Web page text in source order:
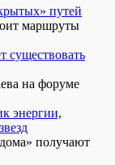
путей
маршруты
существовать
на форуме
энергии,
получают